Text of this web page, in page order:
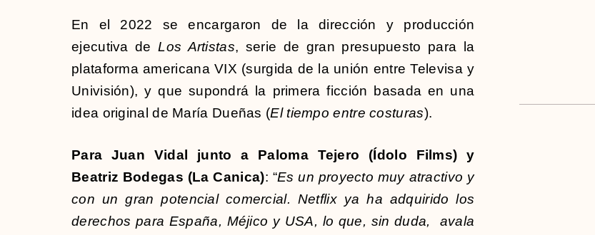
En el 2022 se encargaron de la dirección y producción
ejecutiva deLos Artistas, serie de gran presupuesto para la
plataforma americana VIX (surgida de la unión entre Televisa y
Univisión), y que supondrá la primera ficción basada en una
idea original de María Dueñas (El tiempo entre costuras).
Para Juan Vidal junto a Paloma Tejero (Ídolo Films) y
Beatriz Bodegas (La Canica): “Es un proyecto muy atractivo y
con un gran potencial comercial. Netflix ya ha adquirido los
derechos para España, Méjico y USA, lo que, sin duda, avala